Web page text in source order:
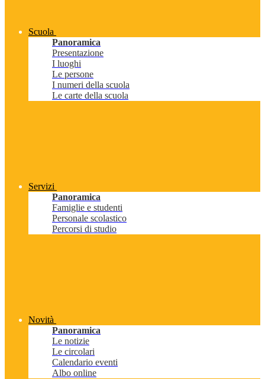
Scuola
Panoramica
Presentazione
I luoghi
Le persone
I numeri della scuola
Le carte della scuola
Servizi
Panoramica
Famiglie e studenti
Personale scolastico
Percorsi di studio
Novità
Panoramica
Le notizie
Le circolari
Calendario eventi
Albo online